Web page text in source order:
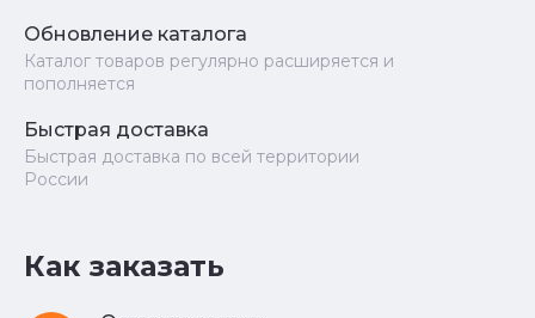
Обновление каталога
Каталог товаров регулярно расширяется и
пополняется
Быстрая доставка
Быстрая доставка по всей территории
России
Как заказать